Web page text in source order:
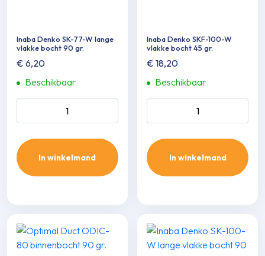
Inaba Denko SK-77-W lange
vlakke bocht 90 gr.
€ 6,20
Beschikbaar
In winkelmand
Inaba Denko SKF-100-W
vlakke bocht 45 gr.
€ 18,20
Beschikbaar
In winkelmand